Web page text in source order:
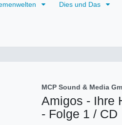
Dies und Das
MCP Sound & Media
Amigos - Ihre
- Folge 1 / CD